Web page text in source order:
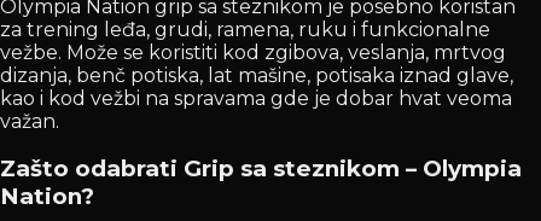
Olympia Nation grip sa steznikom je posebno koristan
za trening leđa, grudi, ramena, ruku i funkcionalne
vežbe. Može se koristiti kod zgibova, veslanja, mrtvog
dizanja, benč potiska, lat mašine, potisaka iznad glave,
kao i kod vežbi na spravama gde je dobar hvat veoma
važan.
Zašto odabrati Grip sa steznikom – Olympia
Nation?